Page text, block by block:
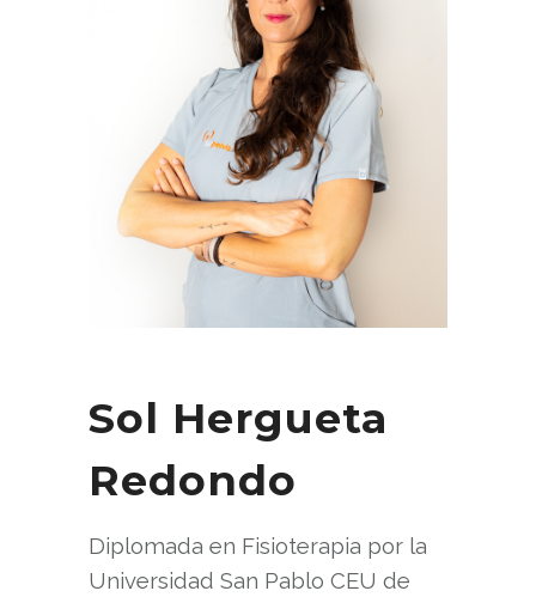
Sol Hergueta
Redondo
Diplomada en Fisioterapia por la
Universidad San Pablo CEU de